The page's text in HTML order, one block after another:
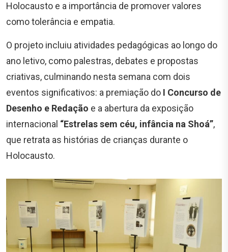
Holocausto e a importância de promover valores
como tolerância e empatia.
O projeto incluiu atividades pedagógicas ao longo do
ano letivo, como palestras, debates e propostas
criativas, culminando nesta semana com dois
eventos significativos: a premiação do I Concurso de
Desenho e Redação e a abertura da exposição
internacional “Estrelas sem céu, infância na Shoá”,
que retrata as histórias de crianças durante o
Holocausto.